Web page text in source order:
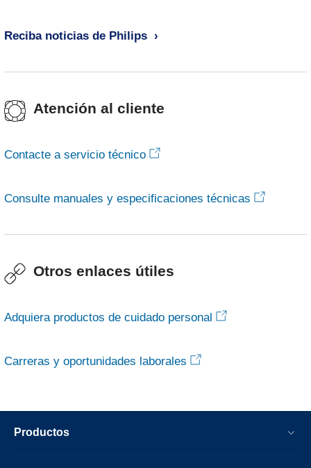
Reciba noticias de Philips
Atención al cliente
Contacte a servicio técnico
Consulte manuales y especificaciones técnicas
Otros enlaces útiles
Adquiera productos de cuidado personal
Carreras y oportunidades laborales
Productos